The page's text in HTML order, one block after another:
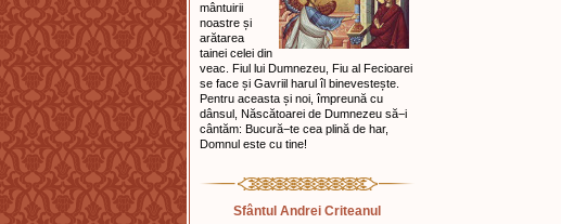
mântuirii
noastre și
arătarea
tainei celei din
veac. Fiul lui Dumnezeu, Fiu al Fecioarei
se face și Gavriil harul îl binevestește.
Pentru aceasta și noi, împreună cu
dânsul, Născătoarei de Dumnezeu să−i
cântăm: Bucură−te cea plină de har,
Domnul este cu tine!
Sfântul Andrei Criteanul